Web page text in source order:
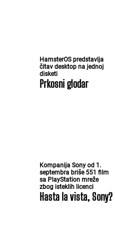
HamsterOS predstavlja
čitav desktop na jednoj
disketi
Prkosni glodar
Kompanija Sony od 1.
septembra briše 551 film
sa PlayStation mreže
zbog isteklih licenci
Hasta la vista, Sony?